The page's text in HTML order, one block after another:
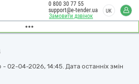
Замовити дзвінок
0 800 30 77 55
support@e-tender.ua
UK
02-04-2026, 14:45. Дата останніх змін